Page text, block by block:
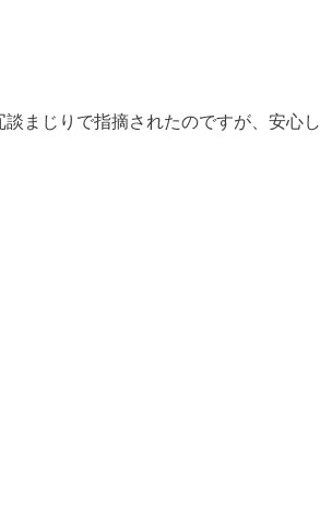
まじりで指摘されたのですが、安心し